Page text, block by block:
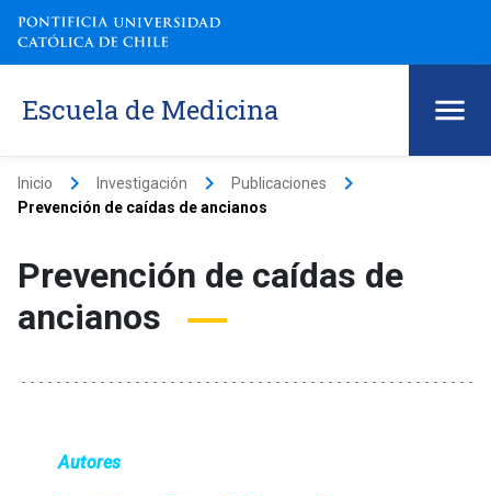
Escuela de Medicina
Inicio keyboard_arrow_right Investigación keyboard_arrow_right Publicaciones keyboard_arrow_right
Prevención de caídas de ancianos
Prevención de caídas de
ancianos
Autores